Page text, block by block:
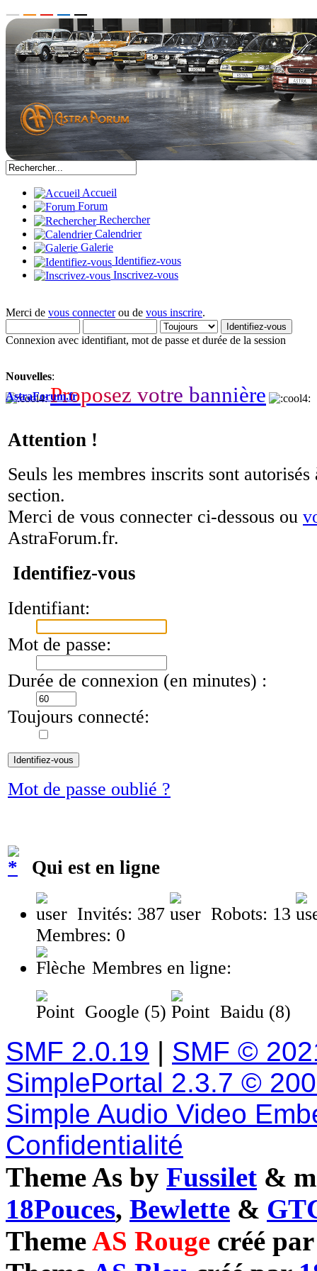
Accueil
Forum
Rechercher
Calendrier
Galerie
Identifiez-vous
Inscrivez-vous
Merci de vous connecterou de vous inscrire.
Connexion avec identifiant, mot de passe et durée de la session
Nouvelles:
Proposez votre bannière
AstraForum.fr
Attention !
Seuls les membres inscrits sont autorisés
section.
Merci de vous connecter ci-dessous ou
AstraForum.fr.
Identifiez-vous
Identifiant:
Mot de passe:
Durée de connexion (en minutes) :
Toujours connecté:
Mot de passe oublié ?
Qui est en ligne
Invités: 387
Robots: 13
Membres: 0
Membres en ligne:
Google (5) Baidu (8)
SMF 2.0.19 | SMF ©
SimplePortal 2.3.7 ©
Simple Audio Video
Confidentialité
Theme As by Fussilet &
18Pouces, Bewlette &
ThemeAS Rouge créé